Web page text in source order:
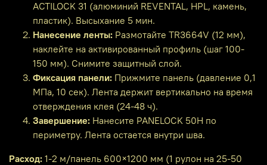
ACTILOCK 31 (алюминий REVENTAL, HPL, камень,
пластик). Высыхание 5 мин.
Нанесение ленты: Размотайте TR3664V (12 мм),
наклейте на активированный профиль (шаг 100-
150 мм). Снимите защитный слой.
Фиксация панели: Прижмите панель (давление 0,1
МПа, 10 сек). Лента держит вертикально на время
отверждения клея (24-48 ч).
Завершение: Нанесите PANELOCK 50H по
периметру. Лента остается внутри шва.
Расход: 1-2 м/панель 600×1200 мм (1 рулон на 25-50